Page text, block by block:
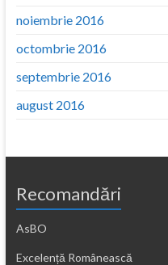
noiembrie 2016
octombrie 2016
septembrie 2016
august 2016
Recomandări
AsBO
Excelență Românească